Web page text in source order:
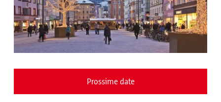
Prossime date